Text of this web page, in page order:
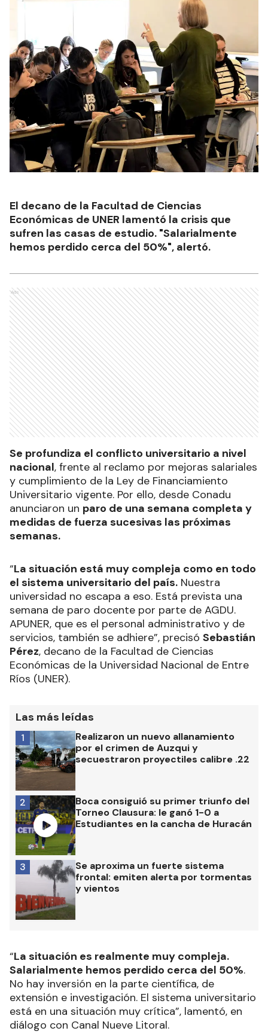
El decano de la Facultad de Ciencias
Económicas de UNER lamentó la crisis que
sufren las casas de estudio. "Salarialmente
hemos perdido cerca del 50%", alertó.
Ads
Se profundiza el conflicto universitario a nivel
nacional, frente al reclamo por mejoras salariales
y cumplimiento de la Ley de Financiamiento
Universitario vigente. Por ello, desde Conadu
anunciaron un paro de una semana completa y
medidas de fuerza sucesivas las próximas
semanas.
“La situación está muy compleja como en todo
el sistema universitario del país. Nuestra
universidad no escapa a eso. Está prevista una
semana de paro docente por parte de AGDU.
APUNER, que es el personal administrativo y de
servicios, también se adhiere”, precisó Sebastián
Pérez, decano de la Facultad de Ciencias
Económicas de la Universidad Nacional de Entre
Ríos (UNER).
Las más leídas
Realizaron un nuevo allanamiento
por el crimen de Auzqui y
secuestraron proyectiles calibre .22
1
Boca consiguió su primer triunfo del
Torneo Clausura: le ganó 1-0 a
Estudiantes en la cancha de Huracán
2
Se aproxima un fuerte sistema
frontal: emiten alerta por tormentas
y vientos
3
“La situación es realmente muy compleja.
Salarialmente hemos perdido cerca del 50%.
No hay inversión en la parte científica, de
extensión e investigación. El sistema universitario
está en una situación muy crítica”, lamentó, en
diálogo con Canal Nueve Litoral.